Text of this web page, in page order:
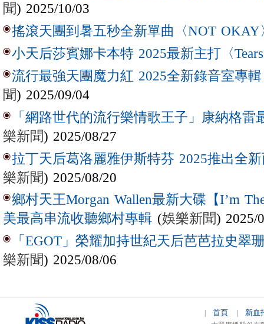
聞) 2025/10/03
搖滾天團到暑五秒全新單曲〈NOT OKAY
小天后莎賓娜卡本特 2025最新主打〈
流行最強天團魔力紅 2025全新錄音室專
聞) 2025/09/04
「網路世代的流行樂情歌王子」康納格雷
樂新聞) 2025/08/27
拉丁天后葛洛麗雅伊斯特芬 2025推出全新
樂新聞) 2025/08/20
鄉村天王Morgan Wallen最新大碟【I’m
美最高串流收聽鄉村專輯 (娛樂新聞) 2025/
「EGOT」榮耀加持世紀天后芭芭拉史翠
樂新聞) 2025/08/06
首頁 新血